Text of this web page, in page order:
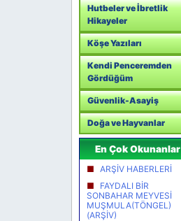
Hutbeler ve İbretlik
Hikayeler
Köşe Yazıları
Kendi Penceremden
Gördüğüm
Güvenlik-Asayiş
Doğa ve Hayvanlar
En Çok Okunanlar
ARŞİV HABERLERİ
FAYDALI BİR
SONBAHAR MEYVESİ
MUŞMULA(TÖNGEL)
(ARŞİV)